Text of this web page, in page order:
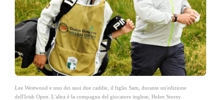
Lee Westwood e uno dei suoi due caddie, il figlio Sam, durante un'edizione
dell'Irish Open. L'altra è la compagna del giocatore inglese, Helen Storey